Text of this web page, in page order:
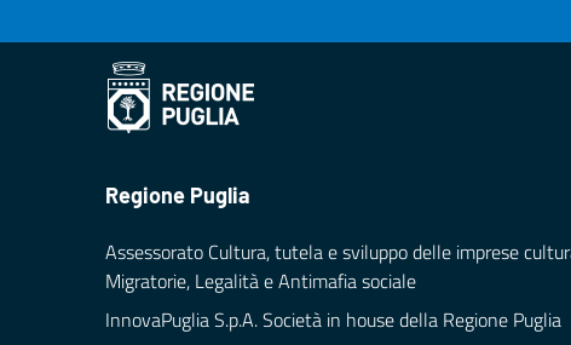
Regione Puglia
Assessorato Cultura, tutela e sviluppo delle imprese
Migratorie, Legalità e Antimafia sociale
InnovaPuglia S.p.A. Società in house della Regione Puglia